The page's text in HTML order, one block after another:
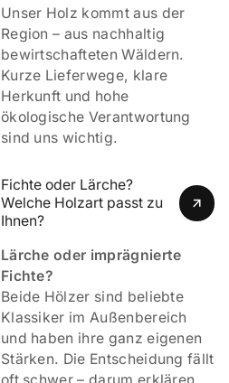
Unser Holz kommt aus der
Region – aus nachhaltig
bewirtschafteten Wäldern.
Kurze Lieferwege, klare
Herkunft und hohe
ökologische Verantwortung
sind uns wichtig.
Fichte oder Lärche?
Welche Holzart passt zu
Ihnen?
Lärche oder imprägnierte
Fichte?
Beide Hölzer sind beliebte
Klassiker im Außenbereich
und haben ihre ganz eigenen
Stärken. Die Entscheidung fällt